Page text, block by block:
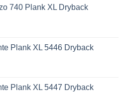
740 Plank XL Dryback
Plank XL 5446 Dryback
Plank XL 5447 Dryback